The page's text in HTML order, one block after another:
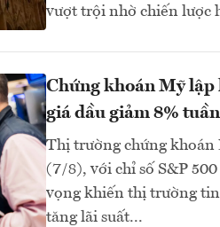
vượt trội nhờ chiến lược
Chứng khoán Mỹ lập
giá dầu giảm 8%
Thị trường chứng khoán
(7/8), với chỉ số S&P
vọng khiến thị trường
tăng lãi suất...